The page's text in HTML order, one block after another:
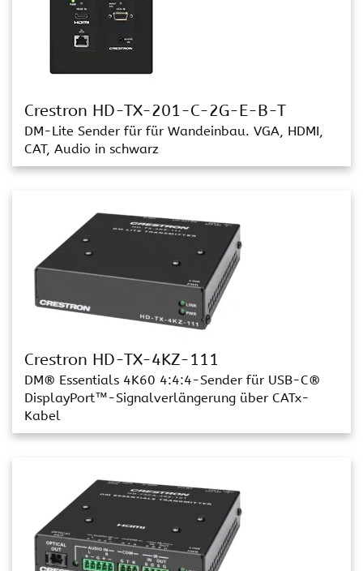
Crestron HD-TX-201-C-2G-E-B-T
DM-Lite Sender für für Wandeinbau. VGA, HDMI,
CAT, Audio in schwarz
Crestron HD-TX-4KZ-111
DM® Essentials 4K60 4:4:4-Sender für USB-C®
DisplayPort™-Signalverlängerung über CATx-
Kabel